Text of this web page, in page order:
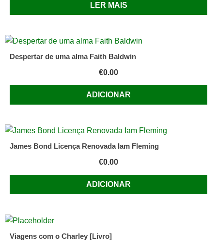
LER MAIS
Despertar de uma alma Faith Baldwin
€0.00
ADICIONAR
James Bond Licença Renovada Iam Fleming
€0.00
ADICIONAR
Viagens com o Charley [Livro]